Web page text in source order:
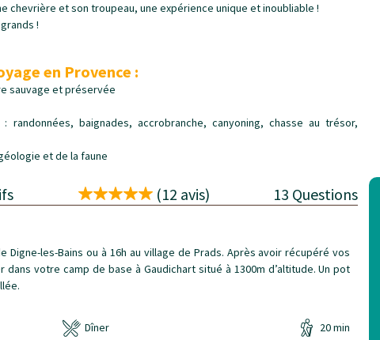
chevrière et son troupeau, une expérience unique et inoubliable !
!
en Provence :
sauvage et préservée
randonnées, baignades, accrobranche, canyoning, chasse au trésor,
et de la faune
(12 avis) 13 Questions
Digne-les-Bains ou à 16h au village de Prads. Après avoir récupéré vos
votre camp de base à Gaudichart situé à 1300m d’altitude. Un pot
Dîner 20 min